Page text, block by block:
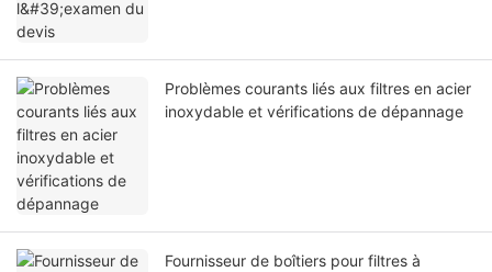
Problèmes courants liés aux filtres en acier
inoxydable et vérifications de dépannage
Fournisseur de boîtiers pour filtres à